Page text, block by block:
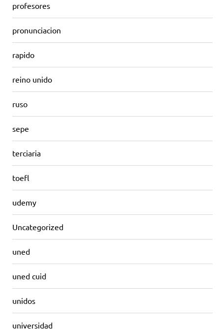
profesores
pronunciacion
rapido
reino unido
ruso
sepe
terciaria
toefl
udemy
Uncategorized
uned
uned cuid
unidos
universidad